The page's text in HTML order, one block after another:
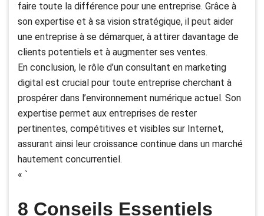
faire toute la différence pour une entreprise. Grâce à
son expertise et à sa vision stratégique, il peut aider
une entreprise à se démarquer, à attirer davantage de
clients potentiels et à augmenter ses ventes.
En conclusion, le rôle d’un consultant en marketing
digital est crucial pour toute entreprise cherchant à
prospérer dans l’environnement numérique actuel. Son
expertise permet aux entreprises de rester
pertinentes, compétitives et visibles sur Internet,
assurant ainsi leur croissance continue dans un marché
hautement concurrentiel.
« `
8 Conseils Essentiels